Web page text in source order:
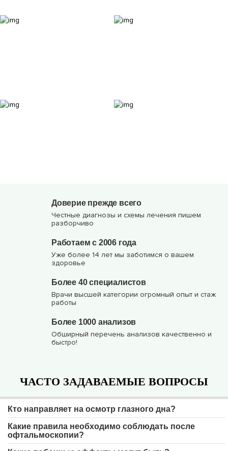
Доверие прежде всего
Честные диагнозы и схемы лечения пишем
разборчиво
Работаем с 2006 года
Уже более 14 лет мы заботимся о вашем
здоровье
Более 40 специалистов
Врачи высшей категории огромный опыт и стаж
работы
Более 1000 анализов
Обширный перечень анализов качественно и
быстро!
ЧАСТО ЗАДАВАЕМЫЕ ВОПРОСЫ
Кто направляет на осмотр глазного дна?
Какие правила необходимо соблюдать после
офтальмоскопии?